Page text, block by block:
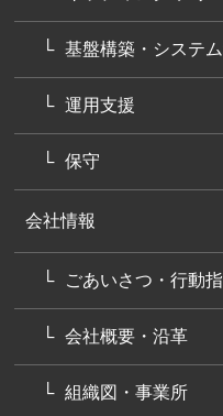
基盤構築・システ
運用支援
保守
会社情報
ごあいさつ・行動
会社概要・沿革
組織図・事業所